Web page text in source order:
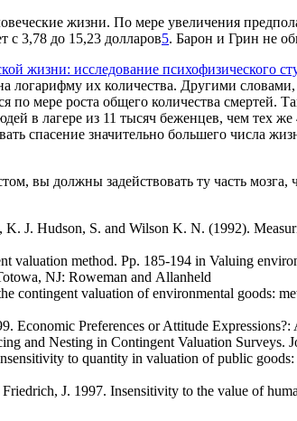
жизни. По мере увеличения
с 3,78 до 15,23 долларов5. Барон и Грин не
жизни: исследование психофизического
логарифму их количества. Другими
по мере роста общего количества
в лагере из 11 тысяч беженцев, чем тех
спасение значительно большего числа
вы должны задействовать ту часть
J. Hudson, S. and Wilson K. N. (1992).
valuation method. Pp. 185-194 in Valuing
NJ: Roweman and Allanheld
contingent valuation of environmental goods:
Economic Preferences or Attitude
and Nesting in Contingent Valuation Surveys.
to quantity in valuation of public
J. 1997. Insensitivity to the value of